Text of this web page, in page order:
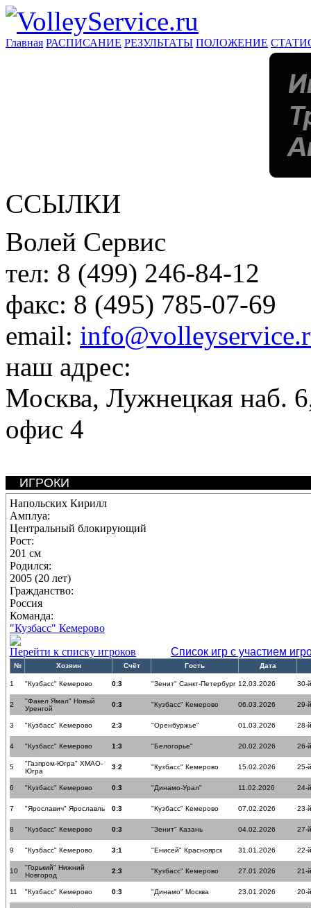
Главная РАСПИСАНИЕ РЕЗУЛЬТАТЫ ПОЛОЖЕНИЕ
ССЫЛКИ
Волей Сервис
тел: 8 (499) 246-84-12
факс: 8 (495) 785-07-69
email:
наш адрес:
Москва, Лужнецкая наб.
офис 4
ИГРОКИ
Напольских Кирилл
Амплуа:
Центральный блокирующий
Рост:
201 см
Родился:
2005 (20 лет)
Гражданство:
Россия
Команда:
"Кузбасс" Кемерово
Перейти к списку игроков
Список игр с участием
№ Хозяин Счёт Гость Дата
1 "Кузбасс" Кемерово 0:3 "Зенит" Санкт-Петербург 12.03.2026 30-
2
"Факел Ямал" Новый
Уренгой
0:3 "Кузбасс" Кемерово 06.03.2026 29-
3 "Кузбасс" Кемерово 2:3 "Оренбуржье" 01.03.2026 28-
4 "Кузбасс" Кемерово 1:3 "Белогорье" 20.02.2026 26-
5
"Газпром-Югра" ХМАО-
Югра
3:2 "Кузбасс" Кемерово 15.02.2026 25-
6 "Кузбасс" Кемерово 0:3 "Динамо-Урал" 11.02.2026 24-
7 "Ярославич" Ярославль 0:3 "Кузбасс" Кемерово 07.02.2026 23-
8 "Кузбасс" Кемерово 0:3 "Зенит" Казань 04.02.2026 27-
9 "Кузбасс" Кемерово 3:1 "Енисей" Красноярск 31.01.2026 22-
10
"Горький" Нижний
Новгород
2:3 "Кузбасс" Кемерово 27.01.2026 21-
11 "Кузбасс" Кемерово 0:3 "Динамо" Москва 23.01.2026 20-